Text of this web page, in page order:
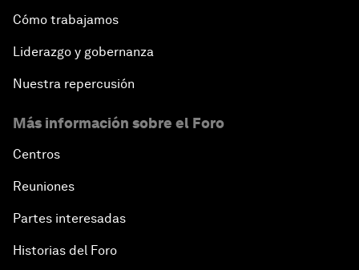
Cómo trabajamos
Liderazgo y gobernanza
Nuestra repercusión
Más información sobre el Foro
Centros
Reuniones
Partes interesadas
Historias del Foro